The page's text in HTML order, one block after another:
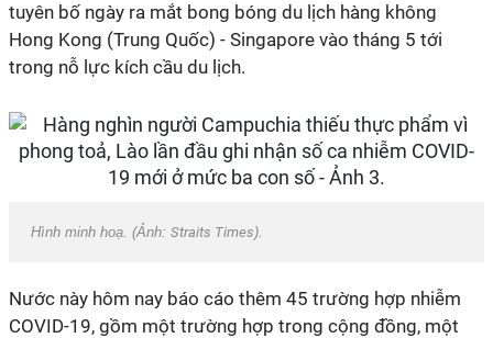
tuyên bố ngày ra mắt bong bóng du lịch hàng không
Hong Kong (Trung Quốc) - Singapore vào tháng 5 tới
trong nỗ lực kích cầu du lịch.
Hình minh hoạ. (Ảnh: Straits Times).
Nước này hôm nay báo cáo thêm 45 trường hợp nhiễm
COVID-19, gồm một trường hợp trong cộng đồng, một